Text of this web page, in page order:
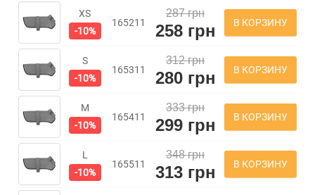
XS
-10%
165211
287 грн
258 грн В КОРЗИНУ
S
-10%
165311
312 грн
280 грн В КОРЗИНУ
M
-10%
165411
333 грн
299 грн В КОРЗИНУ
L
-10%
165511
348 грн
313 грн В КОРЗИНУ